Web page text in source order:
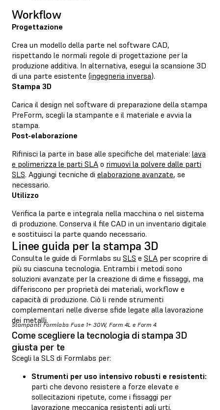
Workflow
Progettazione
Crea un modello della parte nel software CAD,
rispettando le normali regole di progettazione per la
produzione additiva. In alternativa, esegui la scansione 3D
di una parte esistente (ingegneria inversa).
Stampa 3D
Carica il design nel software di preparazione della stampa
PreForm, scegli la stampante e il materiale e avvia la
stampa.
Post-elaborazione
Rifinisci la parte in base alle specifiche del materiale: lava
e polimerizza le parti SLA o rimuovi la polvere dalle parti
SLS. Aggiungi tecniche di elaborazione avanzate, se
necessario.
Utilizzo
Verifica la parte e integrala nella macchina o nel sistema
di produzione. Conserva il file CAD in un inventario digitale
e sostituisci la parte quando necessario.
Linee guida per la stampa 3D
Consulta le guide di Formlabs su SLS e SLA per scoprire di
più su ciascuna tecnologia. Entrambi i metodi sono
soluzioni avanzate per la creazione di dime e fissaggi, ma
differiscono per proprietà dei materiali, workflow e
capacità di produzione. Ciò li rende strumenti
complementari nelle diverse sfide legate alla lavorazione
dei metalli.
Stampanti Formlabs Fuse 1+ 30W, Form 4L e Form 4.
Come scegliere la tecnologia di stampa 3D
giusta per te
Scegli la SLS di Formlabs per:
Strumenti per uso intensivo robusti e resistenti:
parti che devono resistere a forze elevate e
sollecitazioni ripetute, come i fissaggi per
lavorazione meccanica resistenti agli urti.